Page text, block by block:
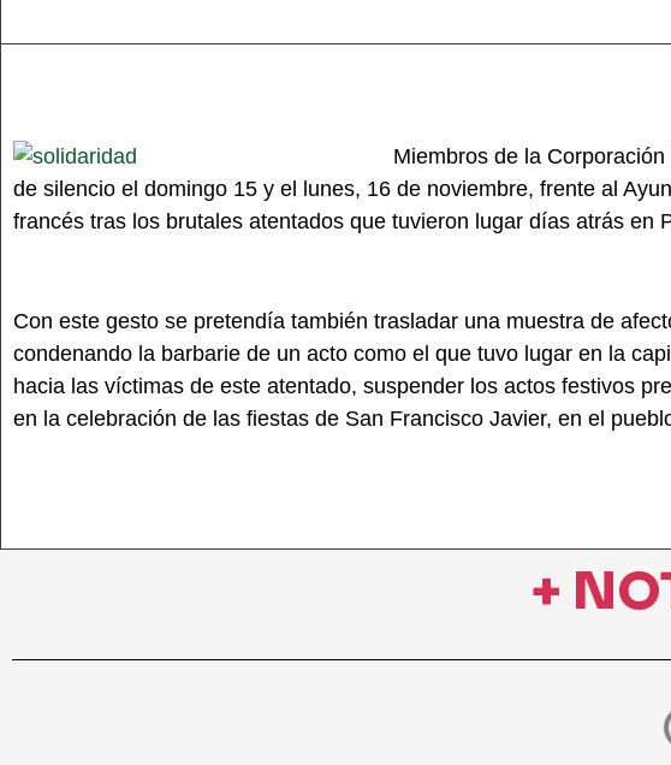
Miembros de la
de silencio el domingo 15 y el lunes, 16 de noviembre, frente al
francés tras los brutales atentados que tuvieron lugar días atrás en
Con este gesto se pretendía también trasladar una muestra de
condenando la barbarie de un acto como el que tuvo lugar en la
hacia las víctimas de este atentado, suspender los actos festivos
en la celebración de las fiestas de San Francisco Javier, en el
+